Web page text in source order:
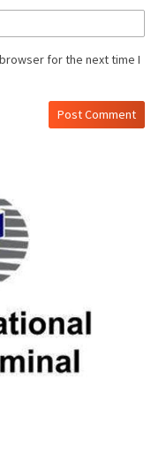
for the next time I